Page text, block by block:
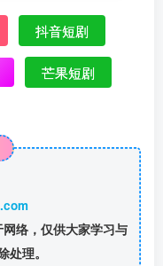
抖音短剧
芒果短剧
络，仅供大家学习与
理。